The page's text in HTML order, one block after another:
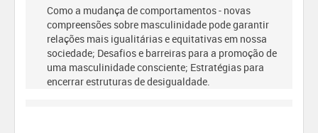
Como a mudança de comportamentos - novas
compreensões sobre masculinidade pode garantir
relações mais igualitárias e equitativas em nossa
sociedade; Desafios e barreiras para a promoção de
uma masculinidade consciente; Estratégias para
encerrar estruturas de desigualdade.